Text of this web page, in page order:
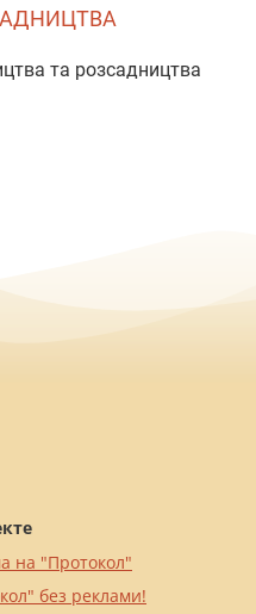
та розсадництва
на "Протокол"
без реклами!